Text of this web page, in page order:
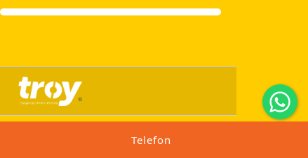
TelefonMarchi Ajans